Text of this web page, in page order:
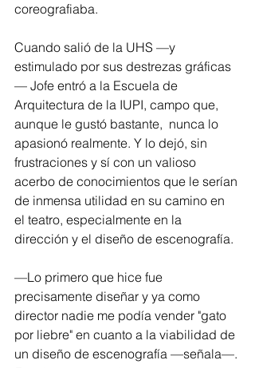
coreografiaba.
Cuando salió de la UHS —y
estimulado por sus destrezas gráficas
— Jofe entró a la Escuela de
Arquitectura de la IUPI, campo que,
aunque le gustó bastante,  nunca lo
apasionó realmente. Y lo dejó, sin
frustraciones y sí con un valioso
acerbo de conocimientos que le serían
de inmensa utilidad en su camino en
el teatro, especialmente en la
dirección y el diseño de escenografía.
—Lo primero que hice fue
precisamente diseñar y ya como
director nadie me podía vender "gato
por liebre" en cuanto a la viabilidad de
un diseño de escenografía —señala—.